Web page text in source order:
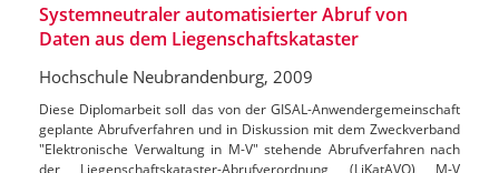
Systemneutraler automatisierter Abruf von
Daten aus dem Liegenschaftskataster
Hochschule Neubrandenburg, 2009
Diese Diplomarbeit soll das von der GISAL-Anwendergemeinschaft
geplante Abrufverfahren und in Diskussion mit dem Zweckverband
"Elektronische Verwaltung in M-V" stehende Abrufverfahren nach
der Liegenschaftskataster-Abrufverordnung (LiKatAVO) M-V